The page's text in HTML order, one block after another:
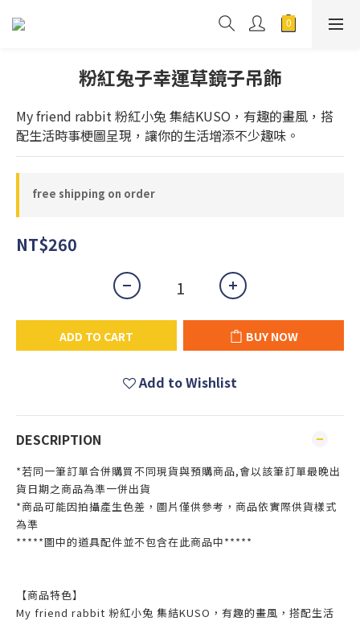
粉紅兔子幸運草鏡子吊飾
My friend rabbit 粉紅小兔 集結KUSO，有趣的畫風，搭
配生活時事梗圖呈現，讓你的生活增添不少趣味。
free shipping on order
NT$260
ADD TO CART BUY NOW
Add to Wishlist
DESCRIPTION
*若同一筆訂單合併購買不同現貨與預購商品,會以該筆訂單最晚出
貨日期之商品為準一併出貨
*商品可能因拍攝產生色差，圖片僅供參考，商品依實際供貨樣式
為準
*****圖中的道具配件並不包含在此商品中*****
【商品特色】
My friend rabbit 粉紅小兔 集結KUSO，有趣的畫風，搭配生活